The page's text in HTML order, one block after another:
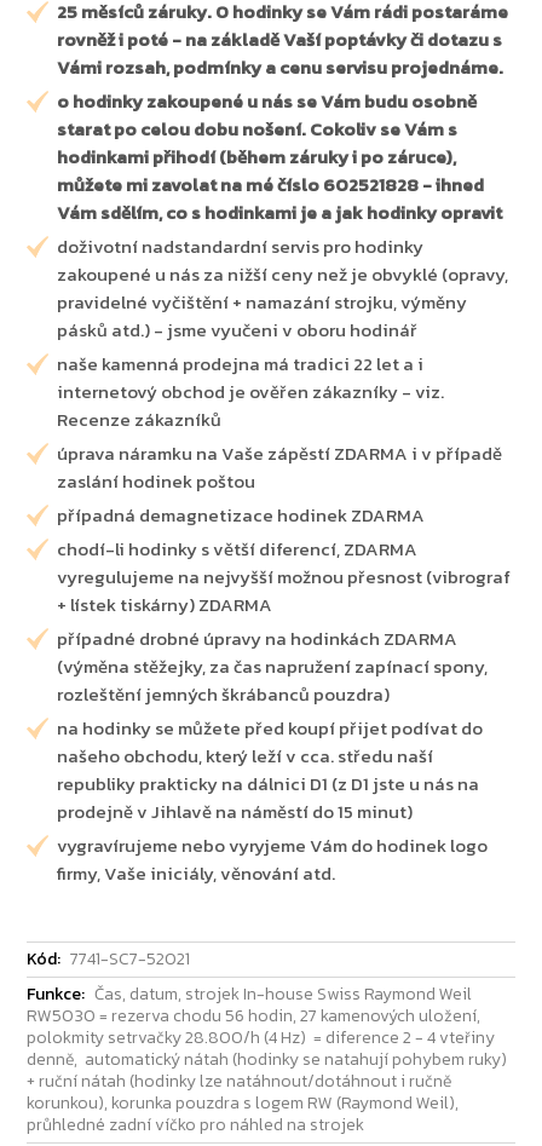
25 měsíců záruky. O hodinky se Vám rádi postaráme
rovněž i poté - na základě Vaší poptávky či dotazu s
Vámi rozsah, podmínky a cenu servisu projednáme.
o hodinky zakoupené u nás se Vám budu osobně
starat po celou dobu nošení. Cokoliv se Vám s
hodinkami přihodí (během záruky i po záruce),
můžete mi zavolat na mé číslo 602521828 - ihned
Vám sdělím, co s hodinkami je a jak hodinky opravit
doživotní nadstandardní servis pro hodinky
zakoupené u nás za nižší ceny než je obvyklé (opravy,
pravidelné vyčištění + namazání strojku, výměny
pásků atd.) - jsme vyučeni v oboru hodinář
naše kamenná prodejna má tradici 22 let a i
internetový obchod je ověřen zákazníky - viz.
Recenze zákazníků
úprava náramku na Vaše zápěstí ZDARMA i v případě
zaslání hodinek poštou
případná demagnetizace hodinek ZDARMA
chodí-li hodinky s větší diferencí, ZDARMA
vyregulujeme na nejvyšší možnou přesnost (vibrograf
+ lístek tiskárny) ZDARMA
případné drobné úpravy na hodinkách ZDARMA
(výměna stěžejky, za čas napružení zapínací spony,
rozleštění jemných škrábanců pouzdra)
na hodinky se můžete před koupí přijet podívat do
našeho obchodu, který leží v cca. středu naší
republiky prakticky na dálnici D1 (z D1 jste u nás na
prodejně v Jihlavě na náměstí do 15 minut)
vygravírujeme nebo vyryjeme Vám do hodinek logo
firmy, Vaše iniciály, věnování atd.
Kód: 7741-SC7-52021
Funkce: Čas, datum, strojek In-house Swiss Raymond Weil
RW5030 = rezerva chodu 56 hodin, 27 kamenových uložení,
polokmity setrvačky 28.800/h (4 Hz) = diference 2 - 4 vteřiny
denně, automatický nátah (hodinky se natahují pohybem ruky)
+ ruční nátah (hodinky lze natáhnout/dotáhnout i ručně
korunkou), korunka pouzdra s logem RW (Raymond Weil),
průhledné zadní víčko pro náhled na strojek